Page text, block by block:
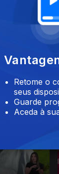
Retome o
seus
Guarde
Aceda à